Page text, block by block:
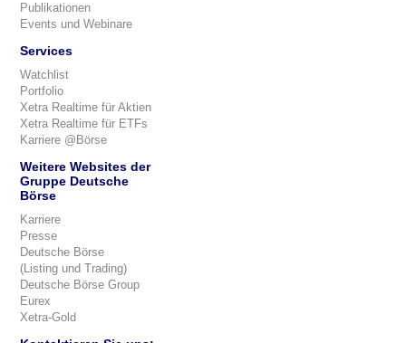
Publikationen
Events und Webinare
Services
Watchlist
Portfolio
Xetra Realtime für Aktien
Xetra Realtime für ETFs
Karriere @Börse
Weitere Websites der
Gruppe Deutsche
Börse
Karriere
Presse
Deutsche Börse
(Listing und Trading)
Deutsche Börse Group
Eurex
Xetra-Gold